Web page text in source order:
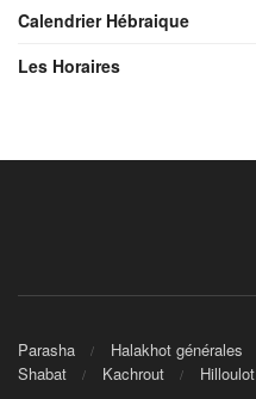
Calendrier Hébraique
Les Horaires
Parasha Halakhot générales
Shabat
Kachrout Hilloulot